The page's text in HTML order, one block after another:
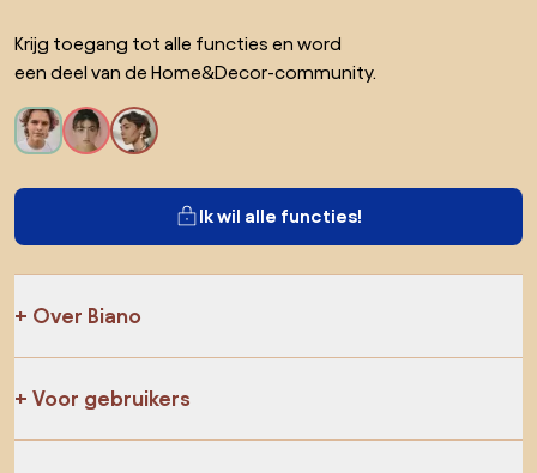
Krijg toegang tot alle functies en word
een deel van de Home&Decor-community.
Ik wil alle functies!
Over Biano
Voor gebruikers